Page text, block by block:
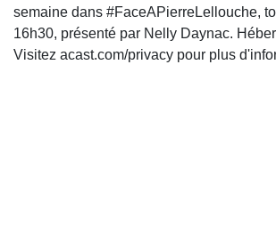
semaine dans #FaceAPierreLellouche,
16h30, présenté par Nelly Daynac.
Visitez acast.com/privacy pour plus